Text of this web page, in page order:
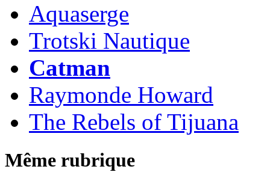
Aquaserge
Trotski Nautique
Catman
Raymonde Howard
The Rebels of Tijuana
Même rubrique